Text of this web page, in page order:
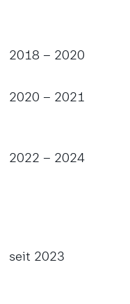
2018 – 2020
2020 – 2021
2022 – 2024
seit 2023